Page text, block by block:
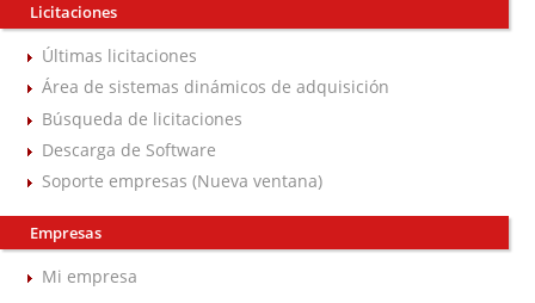
Licitaciones
Últimas licitaciones
Área de sistemas dinámicos de adquisición
Búsqueda de licitaciones
Descarga de Software
Soporte empresas (Nueva ventana)
Empresas
Mi empresa